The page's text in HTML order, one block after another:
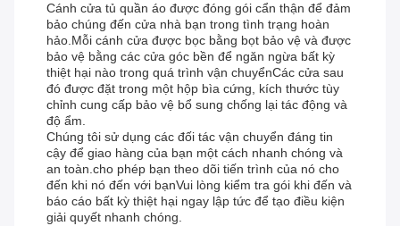
Cánh cửa tủ quần áo được đóng gói cẩn thận để đảm
bảo chúng đến cửa nhà bạn trong tình trạng hoàn
hảo.Mỗi cánh cửa được bọc bằng bọt bảo vệ và được
bảo vệ bằng các cửa góc bền để ngăn ngừa bất kỳ
thiệt hại nào trong quá trình vận chuyểnCác cửa sau
đó được đặt trong một hộp bìa cứng, kích thước tùy
chỉnh cung cấp bảo vệ bổ sung chống lại tác động và
độ ẩm.
Chúng tôi sử dụng các đối tác vận chuyển đáng tin
cậy để giao hàng của bạn một cách nhanh chóng và
an toàn.cho phép bạn theo dõi tiến trình của nó cho
đến khi nó đến với bạnVui lòng kiểm tra gói khi đến và
báo cáo bất kỳ thiệt hại ngay lập tức để tạo điều kiện
giải quyết nhanh chóng.